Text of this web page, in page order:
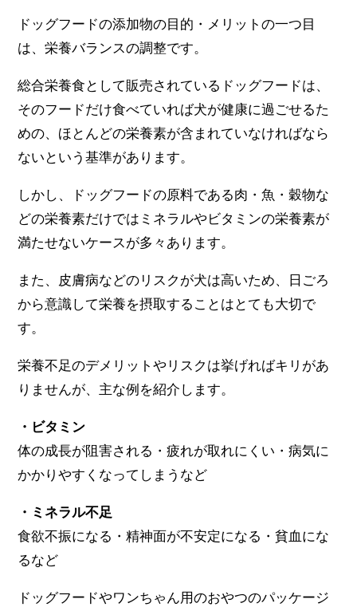
ドッグフードの添加物の目的・メリットの一つ目
は、栄養バランスの調整です。
総合栄養食として販売されているドッグフードは、
そのフードだけ食べていれば犬が健康に過ごせるた
めの、ほとんどの栄養素が含まれていなければなら
ないという基準があります。
しかし、ドッグフードの原料である肉・魚・穀物な
どの栄養素だけではミネラルやビタミンの栄養素が
満たせないケースが多々あります。
また、皮膚病などのリスクが犬は高いため、日ごろ
から意識して栄養を摂取することはとても大切で
す。
栄養不足のデメリットやリスクは挙げればキリがあ
りませんが、主な例を紹介します。
・ビタミン
体の成長が阻害される・疲れが取れにくい・病気に
かかりやすくなってしまうなど
・ミネラル不足
食欲不振になる・精神面が不安定になる・貧血にな
るなど
ドッグフードやワンちゃん用のおやつのパッケージ